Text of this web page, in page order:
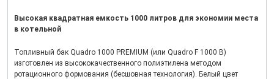
Высокая квадратная емкость 1000 литров для экономии места
в котельной
Топливный бак Quadro 1000 PREMIUM (или Quadro F 1000 B)
изготовлен из высококачественного полиэтилена методом
ротационного формования (бесшовная технология). Белый цвет